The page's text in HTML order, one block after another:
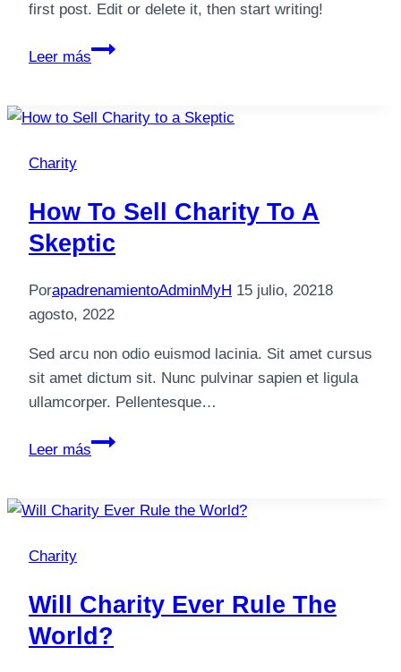
first post. Edit or delete it, then start writing!
Leer más
Hello
Charity
How To Sell Charity To A
Skeptic
PorapadrenamientoAdminMyH 15 julio, 20218
agosto, 2022
Sed arcu non odio euismod lacinia. Sit amet cursus
sit amet dictum sit. Nunc pulvinar sapien et ligula
ullamcorper. Pellentesque…
Leer más
How
Charity
Charity
Will Charity Ever Rule The
World?